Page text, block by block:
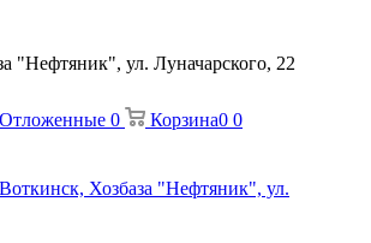
"Нефтяник", ул. Луначарского, 22
Отложенные 0 Корзина0 0
Хозбаза "Нефтяник", ул.